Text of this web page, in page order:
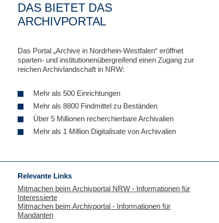
DAS BIETET DAS
ARCHIVPORTAL
Das Portal „Archive in Nordrhein-Westfalen“ eröffnet
sparten- und institutionenübergreifend einen Zugang zur
reichen Archivlandschaft in NRW:
Mehr als 500 Einrichtungen
Mehr als 8800 Findmittel zu Beständen
Über 5 Millionen recherchierbare Archivalien
Mehr als 1 Million Digitalisate von Archivalien
Relevante Links
Mitmachen beim Archivportal NRW - Informationen für
Interessierte
Mitmachen beim Archivportal - Informationen für
Mandanten